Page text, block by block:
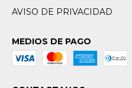
AVISO DE PRIVACIDAD
MEDIOS DE PAGO